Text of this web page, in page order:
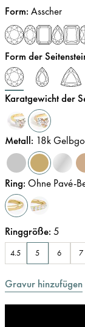
Form: Asscher
Form der
Karatgewicht der
Metall: 18k
Ring: Ohne Pavé-
Ringgröße: 5
4.5 5 6 7
Gravur hinzufügen